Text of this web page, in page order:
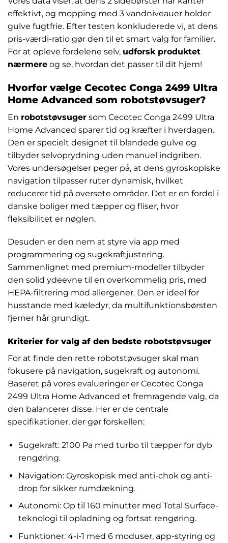
effektivt, og mopping med 3 vandniveauer holder
gulve fugtfrie. Efter testen konkluderede vi, at dens
pris-værdi-ratio gør den til et smart valg for familier.
For at opleve fordelene selv, udforsk produktet
nærmere og se, hvordan det passer til dit hjem!
Hvorfor vælge Cecotec Conga 2499 Ultra
Home Advanced som robotstøvsuger?
En robotstøvsuger som Cecotec Conga 2499 Ultra
Home Advanced sparer tid og kræfter i hverdagen.
Den er specielt designet til blandede gulve og
tilbyder selvoprydning uden manuel indgriben.
Vores undersøgelser peger på, at dens gyroskopiske
navigation tilpasser ruter dynamisk, hvilket
reducerer tid på oversete områder. Det er en fordel i
danske boliger med tæpper og fliser, hvor
fleksibilitet er nøglen.
Desuden er den nem at styre via app med
programmering og sugekraftjustering.
Sammenlignet med premium-modeller tilbyder
den solid ydeevne til en overkommelig pris, med
HEPA-filtrering mod allergener. Den er ideel for
husstande med kæledyr, da multifunktionsbørsten
fjerner hår grundigt.
Kriterier for valg af den bedste robotstøvsuger
For at finde den rette robotstøvsuger skal man
fokusere på navigation, sugekraft og autonomi.
Baseret på vores evalueringer er Cecotec Conga
2499 Ultra Home Advanced et fremragende valg, da
den balancerer disse. Her er de centrale
specifikationer, der gør forskellen:
Sugekraft: 2100 Pa med turbo til tæpper for dyb
rengøring.
Navigation: Gyroskopisk med anti-chok og anti-
drop for sikker rumdækning.
Autonomi: Op til 160 minutter med Total Surface-
teknologi til opladning og fortsat rengøring.
Funktioner: 4-i-1 med 6 moduser, app-styring og